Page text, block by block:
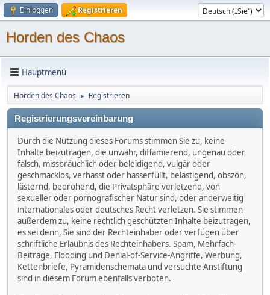
Einloggen Registrieren
Horden des Chaos
Hauptmenü
Horden des Chaos ► Registrieren
Registrierungsvereinbarung
Durch die Nutzung dieses Forums stimmen Sie zu, keine
Inhalte beizutragen, die unwahr, diffamierend, ungenau oder
falsch, missbräuchlich oder beleidigend, vulgär oder
geschmacklos, verhasst oder hasserfüllt, belästigend, obszön,
lästernd, bedrohend, die Privatsphäre verletzend, von
sexueller oder pornografischer Natur sind, oder anderweitig
internationales oder deutsches Recht verletzen. Sie stimmen
außerdem zu, keine rechtlich geschützten Inhalte beizutragen,
es sei denn, Sie sind der Rechteinhaber oder verfügen über
schriftliche Erlaubnis des Rechteinhabers. Spam, Mehrfach-
Beiträge, Flooding und Denial-of-Service-Angriffe, Werbung,
Kettenbriefe, Pyramidenschemata und versuchte Anstiftung
sind in diesem Forum ebenfalls verboten.